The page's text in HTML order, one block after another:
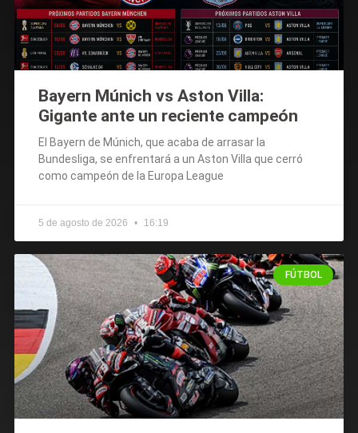
Bayern Múnich vs Aston Villa:
Gigante ante un reciente campeón
El Bayern de Múnich, que acaba de arrasar la
Bundesliga, se enfrentará a un Aston Villa que cerró
como campeón de la Europa League
5 de agosto de 2026 16:19
FÚTBOL